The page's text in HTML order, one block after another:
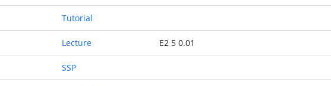
Tutorial
Lecture E2 5 0.01
SSP